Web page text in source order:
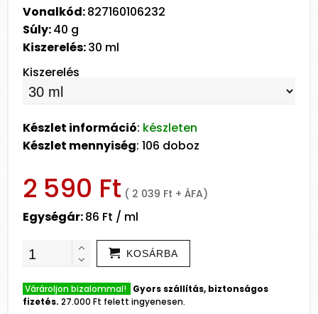
Vonalkód:827160106232
Súly:40 g
Kiszerelés:30 ml
Kiszerelés
Készlet információ: készleten
Készlet mennyiség: 106 doboz
2 590 Ft ( 2 039 Ft + ÁFA)
Egységár:86 Ft / ml
KOSÁRBA
Várároljon bizalommal! Gyors szállítás, biztonságos
fizetés. 27.000 Ft felett ingyenesen.